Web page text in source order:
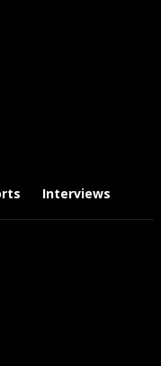
Interviews